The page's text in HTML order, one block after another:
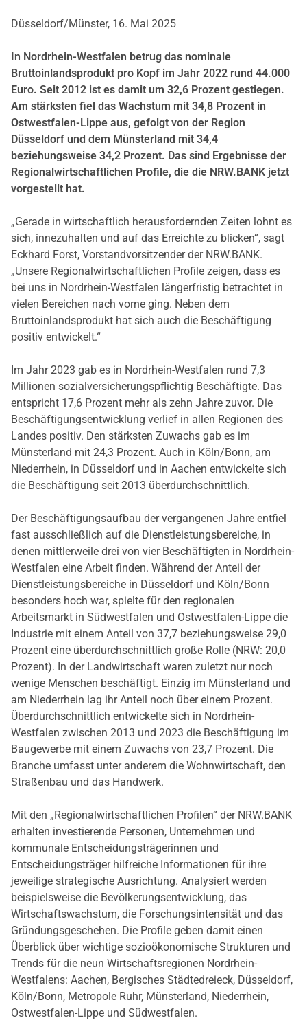
Düsseldorf/Münster, 16. Mai 2025
In Nordrhein-Westfalen betrug das nominale
Bruttoinlandsprodukt pro Kopf im Jahr 2022 rund 44.000
Euro. Seit 2012 ist es damit um 32,6 Prozent gestiegen.
Am stärksten fiel das Wachstum mit 34,8 Prozent in
Ostwestfalen-Lippe aus, gefolgt von der Region
Düsseldorf und dem Münsterland mit 34,4
beziehungsweise 34,2 Prozent. Das sind Ergebnisse der
Regionalwirtschaftlichen Profile, die die NRW.BANK jetzt
vorgestellt hat.
„Gerade in wirtschaftlich herausfordernden Zeiten lohnt es
sich, innezuhalten und auf das Erreichte zu blicken“, sagt
Eckhard Forst, Vorstandvorsitzender der NRW.BANK.
„Unsere Regionalwirtschaftlichen Profile zeigen, dass es
bei uns in Nordrhein-Westfalen längerfristig betrachtet in
vielen Bereichen nach vorne ging. Neben dem
Bruttoinlandsprodukt hat sich auch die Beschäftigung
positiv entwickelt.“
Im Jahr 2023 gab es in Nordrhein-Westfalen rund 7,3
Millionen sozialversicherungspflichtig Beschäftigte. Das
entspricht 17,6 Prozent mehr als zehn Jahre zuvor. Die
Beschäftigungsentwicklung verlief in allen Regionen des
Landes positiv. Den stärksten Zuwachs gab es im
Münsterland mit 24,3 Prozent. Auch in Köln/Bonn, am
Niederrhein, in Düsseldorf und in Aachen entwickelte sich
die Beschäftigung seit 2013 überdurchschnittlich.
Der Beschäftigungsaufbau der vergangenen Jahre entfiel
fast ausschließlich auf die Dienstleistungsbereiche, in
denen mittlerweile drei von vier Beschäftigten in Nordrhein-
Westfalen eine Arbeit finden. Während der Anteil der
Dienstleistungsbereiche in Düsseldorf und Köln/Bonn
besonders hoch war, spielte für den regionalen
Arbeitsmarkt in Südwestfalen und Ostwestfalen-Lippe die
Industrie mit einem Anteil von 37,7 beziehungsweise 29,0
Prozent eine überdurchschnittlich große Rolle (NRW: 20,0
Prozent). In der Landwirtschaft waren zuletzt nur noch
wenige Menschen beschäftigt. Einzig im Münsterland und
am Niederrhein lag ihr Anteil noch über einem Prozent.
Überdurchschnittlich entwickelte sich in Nordrhein-
Westfalen zwischen 2013 und 2023 die Beschäftigung im
Baugewerbe mit einem Zuwachs von 23,7 Prozent. Die
Branche umfasst unter anderem die Wohnwirtschaft, den
Straßenbau und das Handwerk.
Mit den „Regionalwirtschaftlichen Profilen“ der NRW.BANK
erhalten investierende Personen, Unternehmen und
kommunale Entscheidungsträgerinnen und
Entscheidungsträger hilfreiche Informationen für ihre
jeweilige strategische Ausrichtung. Analysiert werden
beispielsweise die Bevölkerungsentwicklung, das
Wirtschaftswachstum, die Forschungsintensität und das
Gründungsgeschehen. Die Profile geben damit einen
Überblick über wichtige sozioökonomische Strukturen und
Trends für die neun Wirtschaftsregionen Nordrhein-
Westfalens: Aachen, Bergisches Städtedreieck, Düsseldorf,
Köln/Bonn, Metropole Ruhr, Münsterland, Niederrhein,
Ostwestfalen-Lippe und Südwestfalen.